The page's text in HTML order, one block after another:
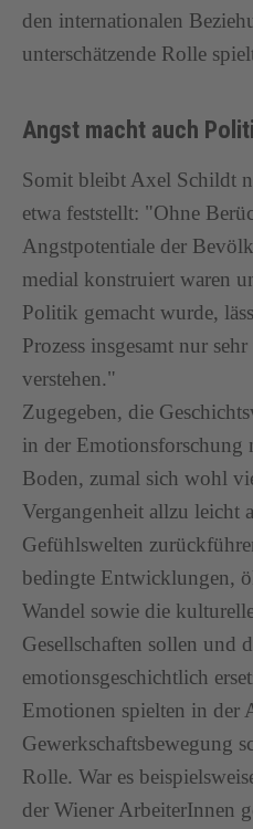
den internationalen
unterschätzende Rolle
Angst macht auch
Somit bleibt Axel Schildt
etwa feststellt: "Ohne
Angstpotentiale der
medial konstruiert waren
Politik gemacht wurde,
Prozess insgesamt nur
verstehen."
Zugegeben, die
in der Emotionsforschung
Boden, zumal sich wohl
Vergangenheit allzu leicht
Gefühlswelten
bedingte Entwicklungen,
Wandel sowie die
Gesellschaften sollen und
emotionsgeschichtlich
Emotionen spielten in der
Gewerkschaftsbewegung
Rolle. War es
der Wiener ArbeiterInnen